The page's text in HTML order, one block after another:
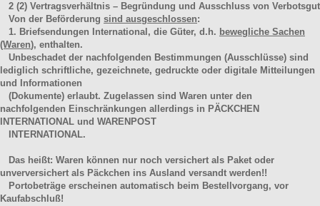
2 (2) Vertragsverhältnis – Begründung und Ausschluss von Verbotsgut
Von der Beförderung sind ausgeschlossen:
1. Briefsendungen International, die Güter, d.h. bewegliche Sachen
(Waren), enthalten.
Unbeschadet der nachfolgenden Bestimmungen (Ausschlüsse) sind
lediglich schriftliche, gezeichnete, gedruckte oder digitale Mitteilungen
und Informationen
(Dokumente) erlaubt. Zugelassen sind Waren unter den
nachfolgenden Einschränkungen allerdings in PÄCKCHEN
INTERNATIONAL und WARENPOST
INTERNATIONAL.
Das heißt: Waren können nur noch versichert als Paket oder
unverversichert als Päckchen ins Ausland versandt werden!!
Portobeträge erscheinen automatisch beim Bestellvorgang, vor
Kaufabschluß!